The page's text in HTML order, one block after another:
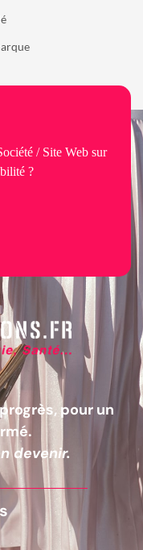
pour un
devenir.
/ Site Web sur
?